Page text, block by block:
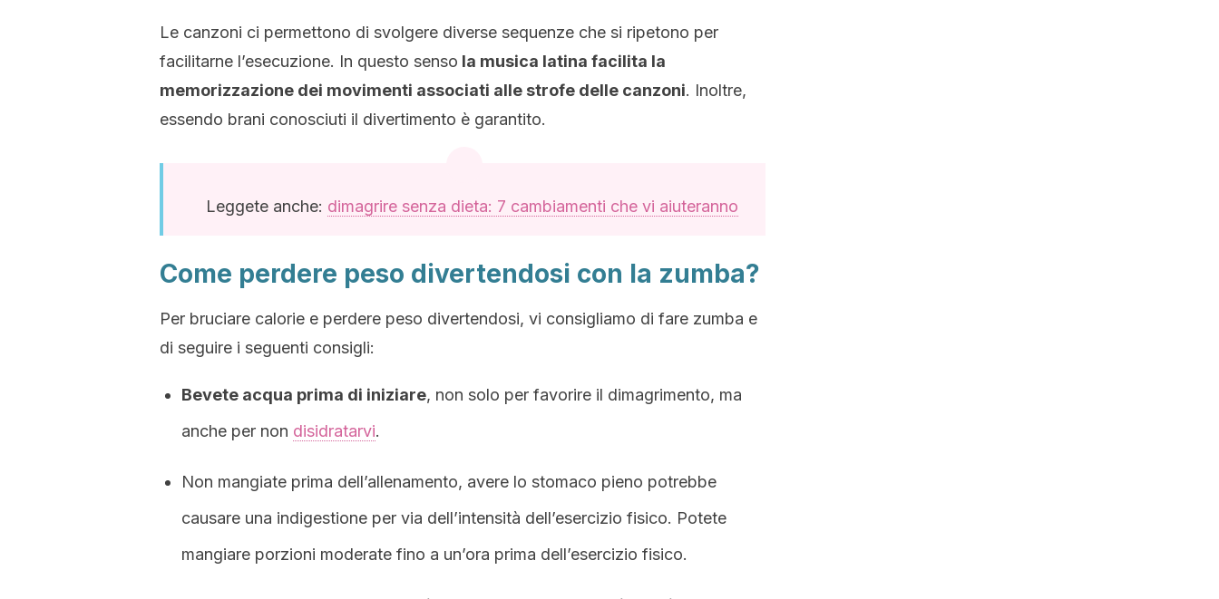
Le canzoni ci permettono di svolgere diverse sequenze che si ripetono per
facilitarne l’esecuzione. In questo senso la musica latina facilita la
memorizzazione dei movimenti associati alle strofe delle canzoni. Inoltre,
essendo brani conosciuti il divertimento è garantito.
Leggete anche: dimagrire senza dieta: 7 cambiamenti che vi aiuteranno
Come perdere peso divertendosi con la zumba?
Per bruciare calorie e perdere peso divertendosi, vi consigliamo di fare zumba e
di seguire i seguenti consigli:
Bevete acqua prima di iniziare, non solo per favorire il dimagrimento, ma
anche per non disidratarvi.
Non mangiate prima dell’allenamento, avere lo stomaco pieno potrebbe
causare una indigestione per via dell’intensità dell’esercizio fisico. Potete
mangiare porzioni moderate fino a un’ora prima dell’esercizio fisico.